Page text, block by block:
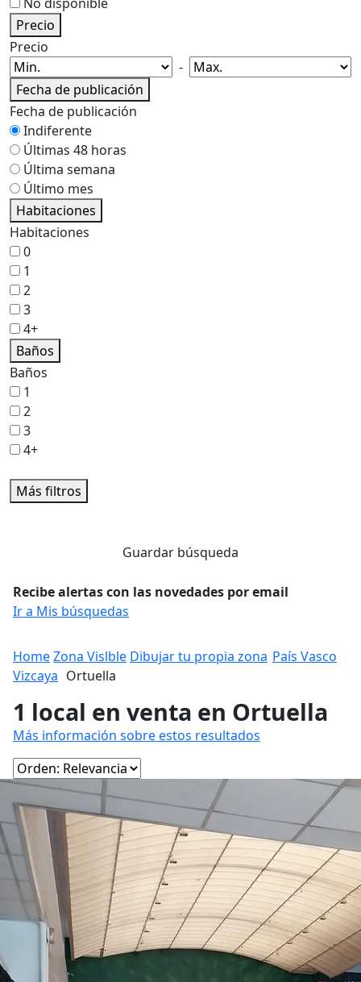
Precio
Precio
-
Fecha de publicación
Fecha de publicación
Indiferente
Últimas 48 horas
Última semana
Último mes
Habitaciones
Habitaciones
0
1
2
3
4+
Baños
Baños
1
2
3
4+
Más filtros
Guardar búsqueda
Recibe alertas con las novedades por email
Ir a Mis búsquedas
HomeZona Vislble Dibujar tu propia zona País Vasco
Vizcaya Ortuella
1 local en venta en Ortuella
Más información sobre estos resultados